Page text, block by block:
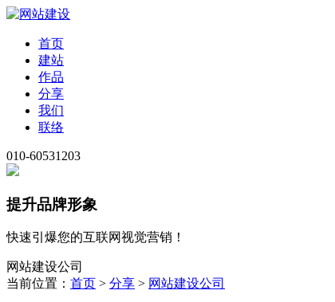
首页
建站
作品
分享
我们
联络
010-60531203
提升品牌形象
快速引爆您的互联网视觉营销！
网站建设公司
当前位置： 首页 > 分享 > 网站建设公司